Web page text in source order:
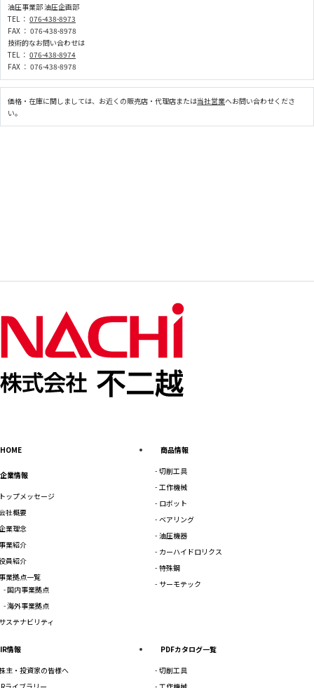
油圧事業部 油圧企画部
TEL ： 076-438-8973
FAX ： 076-438-8978
技術的なお問い合わせは
TEL ： 076-438-8974
FAX ： 076-438-8978
価格・在庫に関しましては、お近くの販売店・代理店または当社営業へお問い合わせくださ
い。
HOME
企業情報
ップメッセージ
社概要
業理念
業紹介
員紹介
業拠点一覧
国内事業拠点
海外事業拠点
ステナビリティ
商品情報
切削工具
工作機械
ロボット
ベアリング
油圧機器
カーハイドロリクス
特殊鋼
サーモテック
IR情報
主・投資家の皆様へ
PDFカタログ一覧
切削工具